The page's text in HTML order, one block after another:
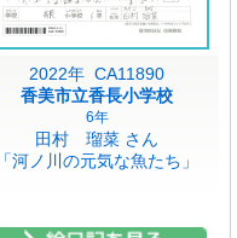
2022年 CA11890
香美市立香長小学校
6年
田村 瑠菜 さん
「河ノ川の元気な魚たち」